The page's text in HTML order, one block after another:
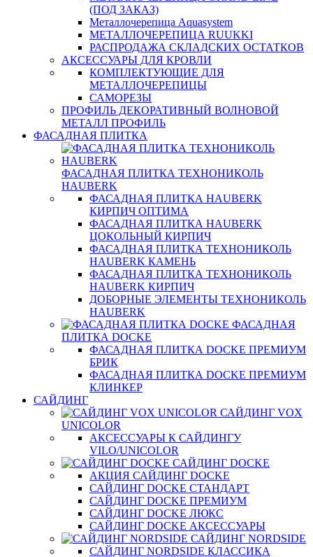
(ПОД ЗАКАЗ)
Металлочерепица Aquasystem
МЕТАЛЛОЧЕРЕПИЦА RUUKKI
РАСПРОДАЖА СКЛАДСКИХ ОСТАТКОВ
АКСЕССУАРЫ ДЛЯ КРОВЛИ
КОМПЛЕКТУЮЩИЕ ДЛЯ
МЕТАЛЛОЧЕРЕПИЦЫ
САМОРЕЗЫ
ПРОФИЛЬ ДЕКОРАТИВНЫЙ ВОЛНОВОЙ
МЕТАЛЛ ПРОФИЛЬ
ФАСАДНАЯ ПЛИТКА
ФАСАДНАЯ ПЛИТКА ТЕХНОНИКОЛЬ
HAUBERK
ФАСАДНАЯ ПЛИТКА HAUBERK
КИРПИЧ ОПТИМА
ФАСАДНАЯ ПЛИТКА HAUBERK
ЦОКОЛЬНЫЙ КИРПИЧ
ФАСАДНАЯ ПЛИТКА ТЕХНОНИКОЛЬ
HAUBERK КАМЕНЬ
ФАСАДНАЯ ПЛИТКА ТЕХНОНИКОЛЬ
HAUBERK КИРПИЧ
ДОБОРНЫЕ ЭЛЕМЕНТЫ ТЕХНОНИКОЛЬ
HAUBERK
ФАСАДНАЯ
ПЛИТКА DOCKE
ФАСАДНАЯ ПЛИТКА DOCKE ПРЕМИУМ
БРИК
ФАСАДНАЯ ПЛИТКА DOCKE ПРЕМИУМ
КЛИНКЕР
САЙДИНГ
САЙДИНГ VOX
UNICOLOR
АКСЕССУАРЫ К САЙДИНГУ
VILO/UNICOLOR
САЙДИНГ DOCKE
АКЦИЯ САЙДИНГ DOCKE
САЙДИНГ DOCKE СТАНДАРТ
САЙДИНГ DOCKE ПРЕМИУМ
САЙДИНГ DOCKE ЛЮКС
САЙДИНГ DOCKE АКСЕССУАРЫ
САЙДИНГ NORDSIDE
САЙДИНГ NORDSIDE КЛАССИКА